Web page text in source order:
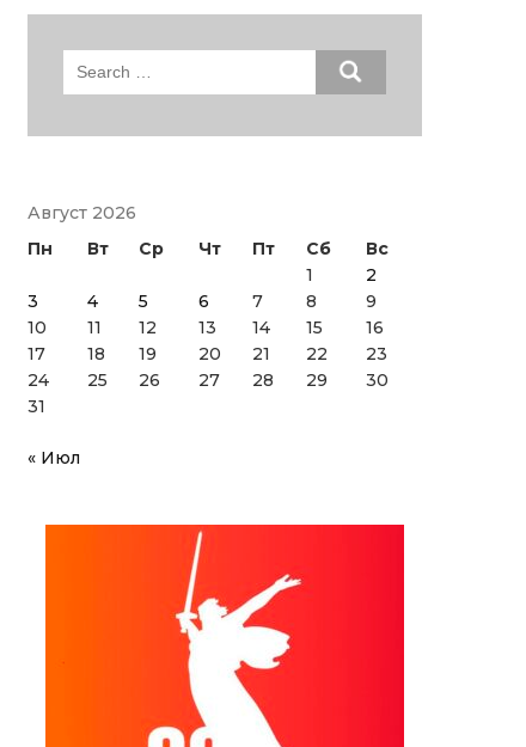
Search
Август 2026
Пн
Вт Ср Чт Пт Сб
Вс
1
2
3
4 5 6 7 8
9
10
11 12 13 14 15
16
17
18 19 20 21 22
23
24
25 26 27 28 29
30
31
« Июл